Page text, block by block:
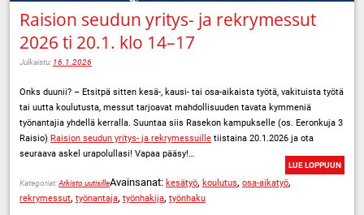
Raision seudun yritys- ja rekrymessut
2026 ti 20.1. klo 14–17
Julkaistu: 16.1.2026
Onks duunii? – Etsitpä sitten kesä-, kausi- tai osa-aikaista työtä, vakituista työtä
tai uutta koulutusta, messut tarjoavat mahdollisuuden tavata kymmeniä
työnantajia yhdellä kerralla. Suuntaa siis Rasekon kampukselle (os. Eeronkuja 3
Raisio) Raision seudun yritys- ja rekrymessuille tiistaina 20.1.2026 ja ota
seuraava askel urapolullasi! Vapaa pääsy!…
LUE LOPPUUN
Kategoriat:Arkisto uutisilleAvainsanat: kesätyö, koulutus, osa-aikatyö,
rekrymessut, työnantaja, työnhakija, työnhaku